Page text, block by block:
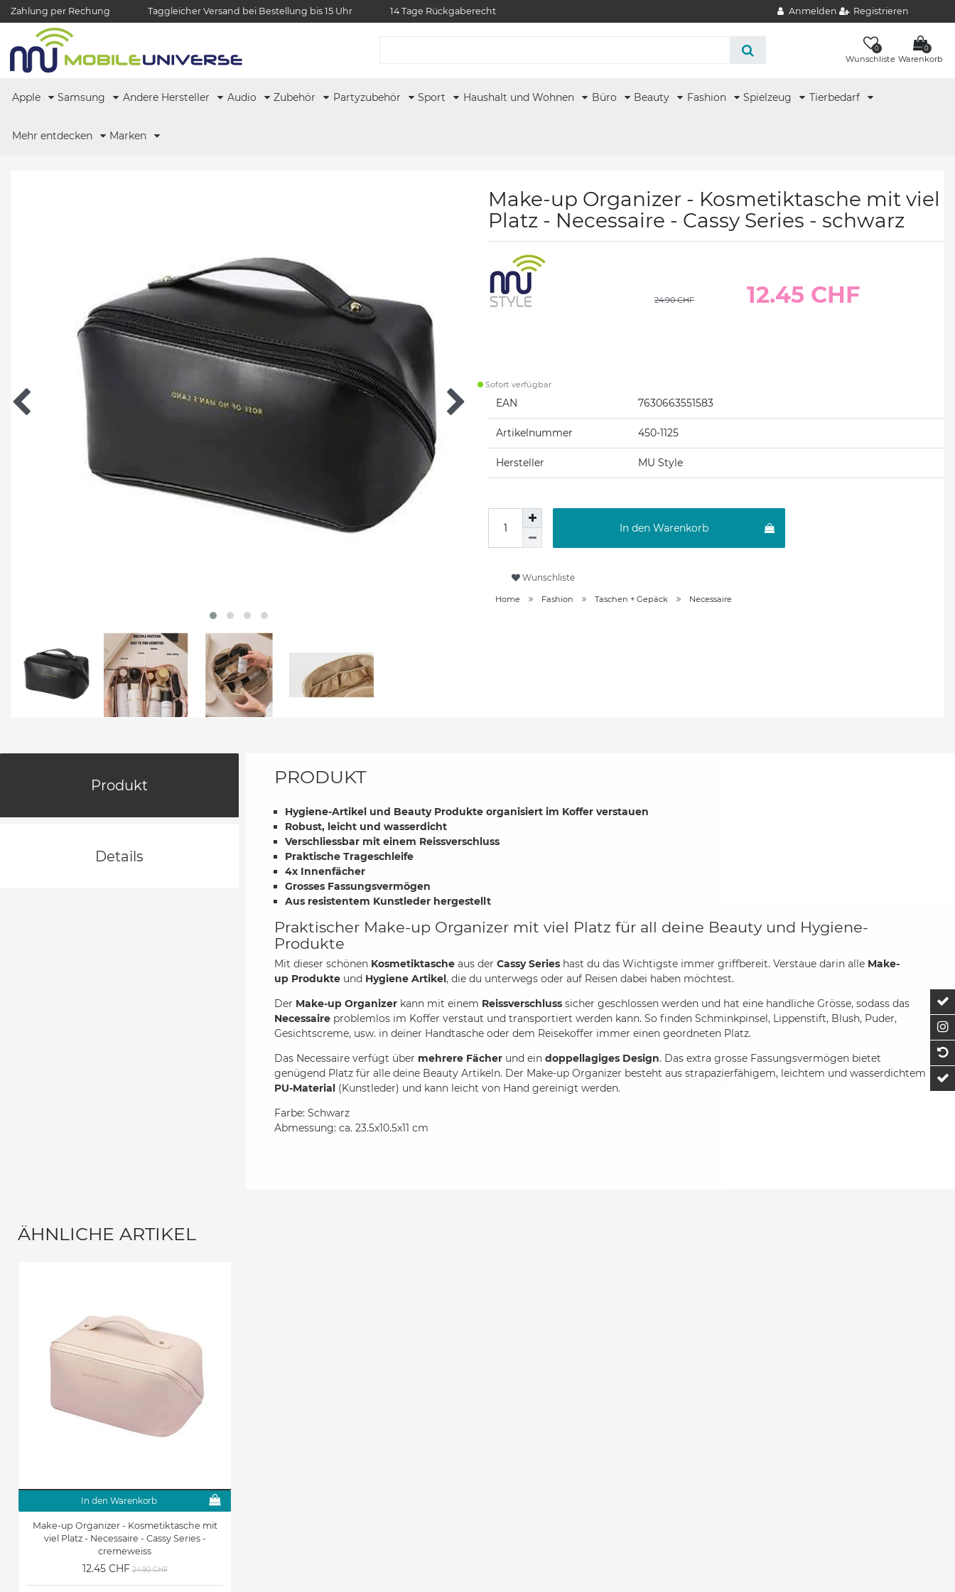
Zahlung per Rechung Taggleicher Versand bei Bestellung bis 15 Uhr 14 Tage Rückgaberecht Anmelden Registrieren
0
Wunschliste
0
Warenkorb
Apple Samsung Andere Hersteller Audio Zubehör Partyzubehör Sport Haushalt und Wohnen Büro Beauty Fashion Spielzeug Tierbedarf
Mehr entdecken Marken
Make-up Organizer - Kosmetiktasche mit viel
Platz - Necessaire - Cassy Series - schwarz
24.90 CHF 12.45 CHF
Sofort verfügbar
EAN 7630663551583
Artikelnummer 450-1125
Hersteller MU Style
In den Warenkorb
Wunschliste
Home Fashion Taschen + Gepäck Necessaire
Produkt
Details
PRODUKT
Hygiene-Artikel und Beauty Produkte organisiert im Koffer verstauen
Robust, leicht und wasserdicht
Verschliessbar mit einem Reissverschluss
Praktische Trageschleife
4x Innenfächer
Grosses Fassungsvermögen
Aus resistentem Kunstleder hergestellt
Praktischer Make-up Organizer mit viel Platz für all deine Beauty und Hygiene-
Produkte
Mit dieser schönen Kosmetiktasche aus der Cassy Series hast du das Wichtigste immer griffbereit. Verstaue darin alle Make-
up Produkte und Hygiene Artikel, die du unterwegs oder auf Reisen dabei haben möchtest.
Der Make-up Organizer kann mit einem Reissverschluss sicher geschlossen werden und hat eine handliche Grösse, sodass das
Necessaire problemlos im Koffer verstaut und transportiert werden kann. So finden Schminkpinsel, Lippenstift, Blush, Puder,
Gesichtscreme, usw. in deiner Handtasche oder dem Reisekoffer immer einen geordneten Platz.
Das Necessaire verfügt über mehrere Fächer und ein doppellagiges Design. Das extra grosse Fassungsvermögen bietet
genügend Platz für alle deine Beauty Artikeln. Der Make-up Organizer besteht aus strapazierfähigem, leichtem und wasserdichtem
PU-Material (Kunstleder) und kann leicht von Hand gereinigt werden.
Farbe: Schwarz
Abmessung: ca. 23.5x10.5x11 cm
ÄHNLICHE ARTIKEL
In den Warenkorb
Make-up Organizer - Kosmetiktasche mit
viel Platz - Necessaire - Cassy Series -
cremeweiss
12.45 CHF 24.90 CHF